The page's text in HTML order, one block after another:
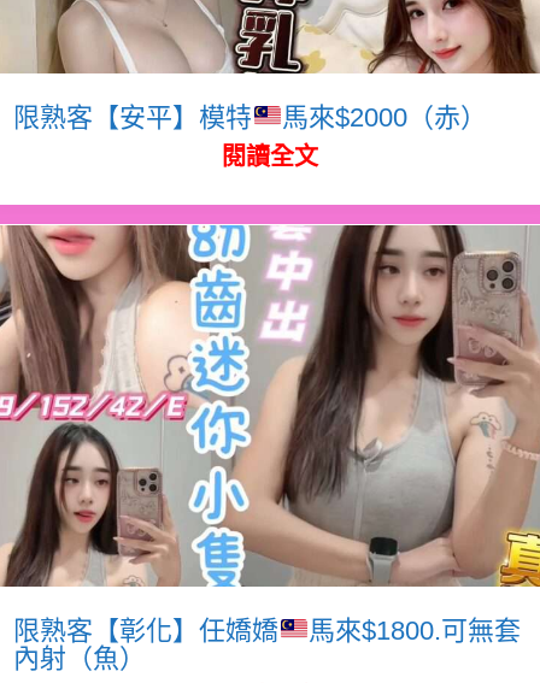
限熟客【安平】模特 馬來$2000（赤）
閱讀全文
限熟客【彰化】任嬌嬌
馬來$1800.可無套
內射（魚）